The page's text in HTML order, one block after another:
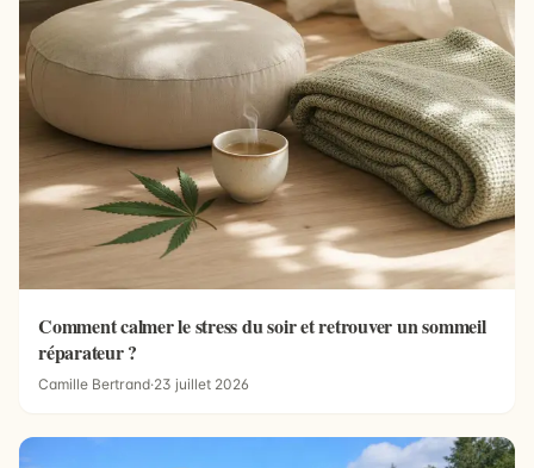
Comment calmer le stress du soir et retrouver un sommeil
réparateur ?
Camille Bertrand·23 juillet 2026